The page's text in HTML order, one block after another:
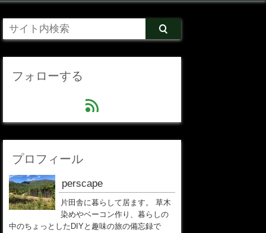
フォローする
feed
プロフィール
perscape
片田舎に暮らして居ます。 草木
染めやベーコン作り、暮らしの
中のちょっとしたDIYと趣味の旅の備忘録で